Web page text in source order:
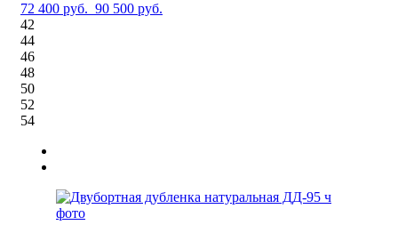
72 400 руб. 90 500 руб.
42
44
46
48
50
52
54